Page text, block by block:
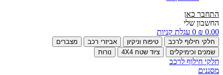
התחבר כאן
החשבון שלי
₪ 0.00
0 עגלת קניות
חלקי חילוף לרכב טיפוח וניקיון אביזרי רכב
מצברים
שמנים וכימיקלים
ציוד שטח 4X4 נורות
חלקי חילוף לרכב
מסננים